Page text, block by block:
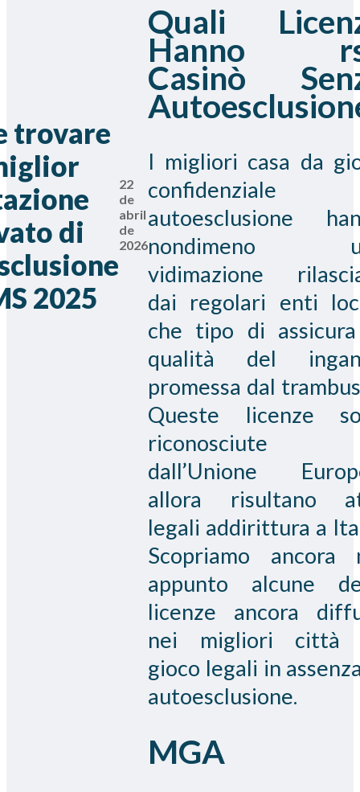
trovare
di
2025
22
de
abril
de
2026
Quali
Hanno
Casinò
I migliori casa da
confidenziale
autoesclusione
nondimeno
vidimazione
dai regolari enti
che tipo di
qualità del
promessa dal
Queste licenze
riconosciute
dall’Unione
allora risultano
legali addirittura a
Scopriamo ancora
appunto alcune
licenze ancora
nei migliori città
gioco legali in
autoesclusione.
MGA